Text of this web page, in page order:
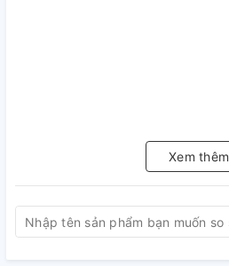
Xem thêm